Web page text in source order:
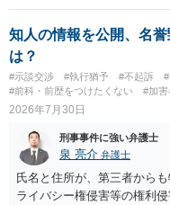
以上のように犯罪の嫌疑が
はありません。その理由が
が成立することが前提です
いています。不起訴にする
あえて不起訴の理由を挙げ
す。
検察官の処分判断の際、相
置づけられる様に思われま
合、最寄りの法律事務所での
知人の情報を公開、名
は？
#示談交渉 #執行猶予 #不起訴
#前科・前歴をつけたくない
#加害
2026年7月30日
刑事事件に強い弁護士
泉 亮介 弁護士
氏名と住所が、第三者から
ライバシー権侵害等の権利